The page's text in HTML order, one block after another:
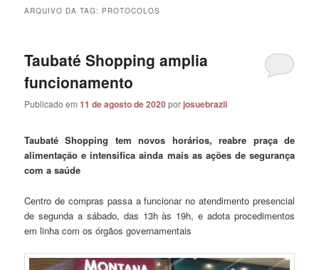
ARQUIVO DA TAG: PROTOCOLOS
Taubaté Shopping amplia
funcionamento
Publicado em11 de agosto de 2020porjosuebrazil
Taubaté Shopping tem novos horários, reabre praça de
alimentação e intensifica ainda mais as ações de segurança
com a saúde
Centro de compras passa a funcionar no atendimento presencial
de segunda a sábado, das 13h às 19h, e adota procedimentos
em linha com os órgãos governamentais